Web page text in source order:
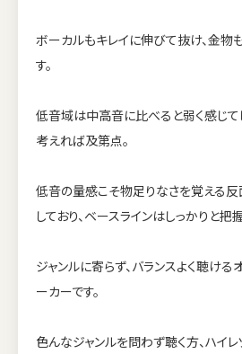
ボーカルもキレイに伸びて抜け、金物
す。
低音域は中高音に比べると弱く感じて
考えれば及第点。
低音の量感こそ物足りなさを覚える反
しており、ベースラインはしっかりと把
ジャンルに寄らず、バランスよく聴け
ーカーです。
色んなジャンルを問わず聴く方、ハイ